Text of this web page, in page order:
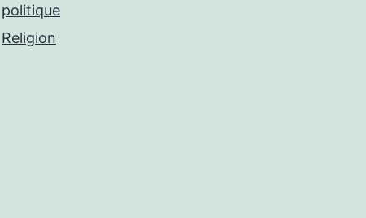
politique
Religion